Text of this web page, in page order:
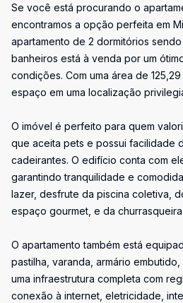
Se você está procurando o
encontramos a opção perfeita em
apartamento de 2 dormitórios sendo
banheiros está à venda por um
condições. Com uma área de
espaço em uma localização
O imóvel é perfeito para quem
que aceita pets e possui facilidade
cadeirantes. O edifício conta com
garantindo tranquilidade e
lazer, desfrute da piscina coletiva,
espaço gourmet, e da churrasqueira.
O apartamento também está
pastilha, varanda, armário
uma infraestrutura completa com
conexão à internet, eletricidade,